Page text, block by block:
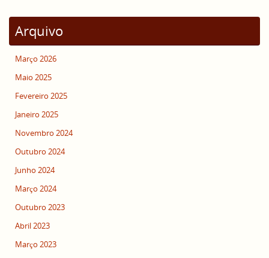
Arquivo
Março 2026
Maio 2025
Fevereiro 2025
Janeiro 2025
Novembro 2024
Outubro 2024
Junho 2024
Março 2024
Outubro 2023
Abril 2023
Março 2023